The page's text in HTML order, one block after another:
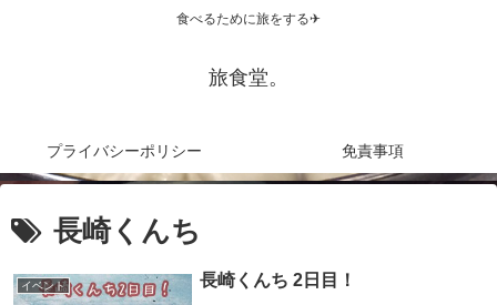
食べるために旅をする✈
旅食堂。
プライバシーポリシー 免責事項
長崎くんち
イベント 長崎くんち 2日目！